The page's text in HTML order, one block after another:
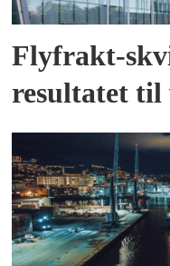
Flyfrakt-
resultatet